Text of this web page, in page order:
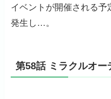
イベントが開催される
発生し…。
第58話 ミラクルオー